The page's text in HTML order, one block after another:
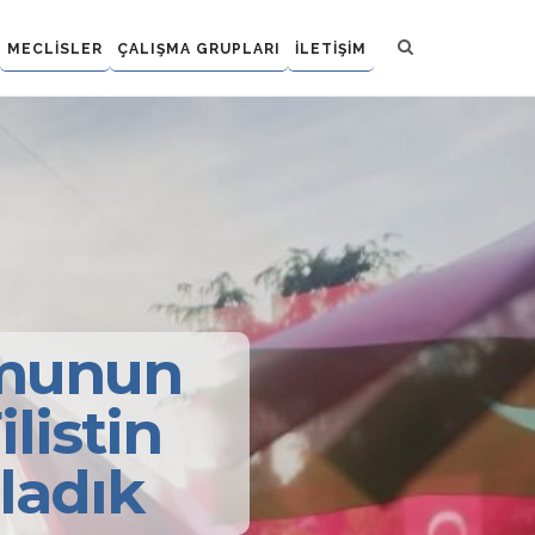
MECLİSLER ÇALIŞMA GRUPLARI İLETİŞİM